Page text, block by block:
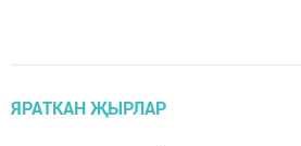
ЯРАТКАН ҖЫРЛАР